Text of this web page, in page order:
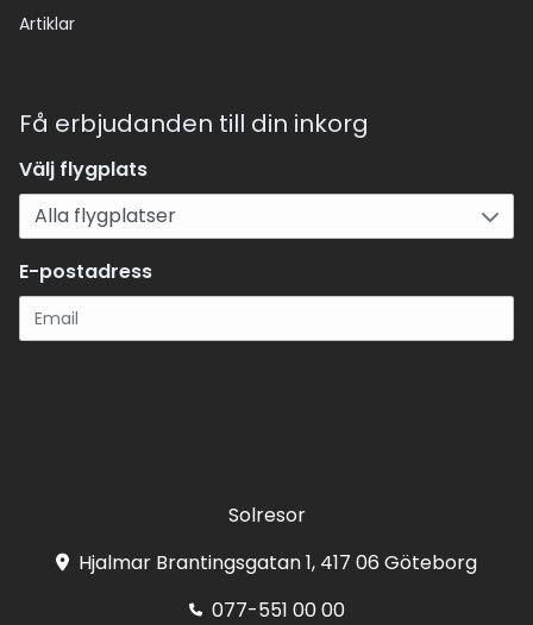
Artiklar
Få erbjudanden till din inkorg
Välj flygplats
E-postadress
Solresor
Hjalmar Brantingsgatan 1, 417 06 Göteborg
077-551 00 00